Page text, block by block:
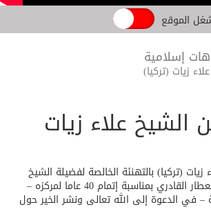
الموقع
إسلامية
زيات (تركيا)
الشيخ علاء زيات
(تركيا) بالتهنئة الخالصة لفضيلة الشيخ
المربي محمد إلياس العطار القادري بمناسبة إتمام 40 عاما لمركزه –
– في الدعوة إلى الله تعالى ونشر الخير حول